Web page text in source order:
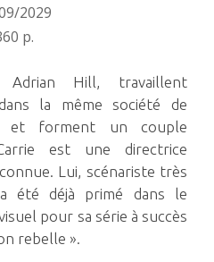
2029
p.
Hill, travaillent
la même société de
et forment un couple
est une directrice
Lui, scénariste très
été déjà primé dans le
pour sa série à succès
rebelle ».